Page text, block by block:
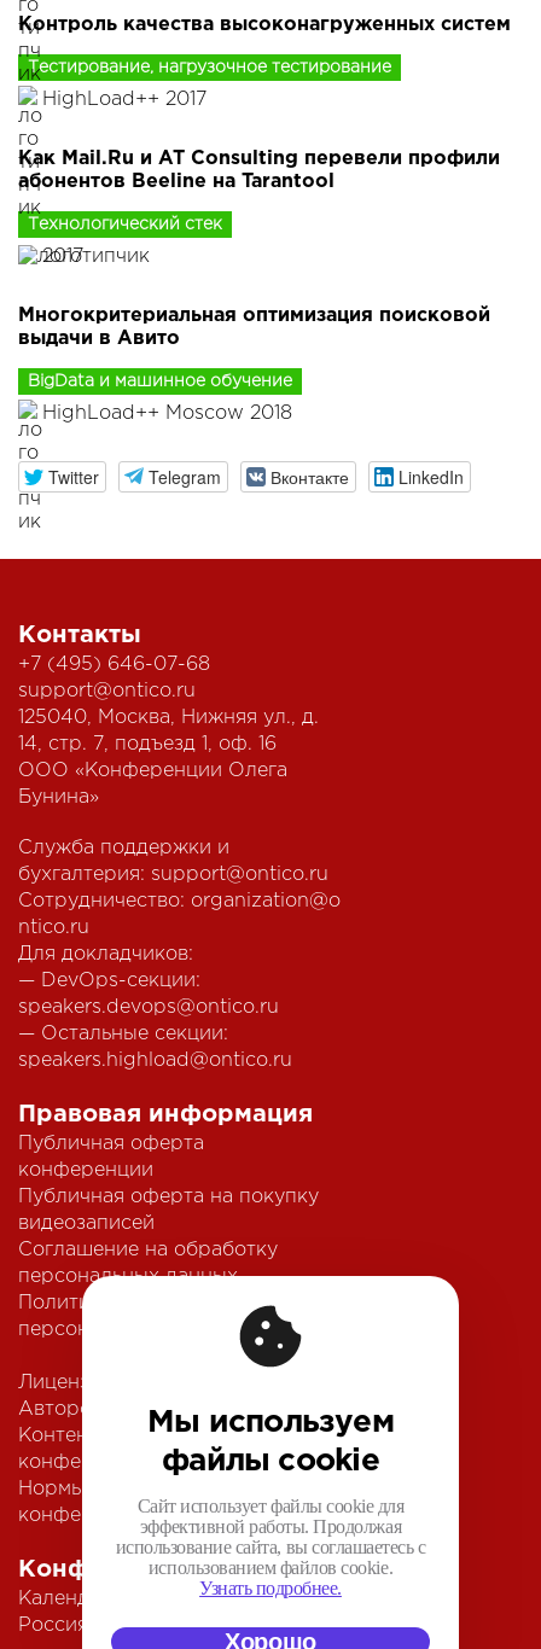
Контроль качества высоконагруженных систем
Тестирование, нагрузочное тестирование
HighLoad++ 2017
Как Mail.Ru и AT Consulting перевели профили
абонентов Beeline на Tarantool
Технологический стек
2017
Многокритериальная оптимизация поисковой
выдачи в Авито
BigData и машинное обучение
HighLoad++ Moscow 2018
Twitter Telegram Вконтакте LinkedIn
Контакты
+7 (495) 646-07-68
support@ontico.ru
125040, Москва, Нижняя ул., д.
14, стр. 7, подъезд 1, оф. 16
ООО «Конференции Олега
Бунина»
Служба поддержки и
бухгалтерия: support@ontico.ru
Сотрудничество: organization@o
ntico.ru
Для докладчиков:
— DevOps-секции:
speakers.devops@ontico.ru
— Остальные секции:
speakers.highload@ontico.ru
Конференции
Календарь
Россия IV
Правовая информация
Публичная оферта
конференции
Публичная оферта на покупку
видеозаписей
Соглашение на обработку
персональных данных
Политика обработки
персональных данных
Лицензионный договор с
Автором
Контентная политика
конференции
Нормы поведения для
конференции
Мы используем
файлы cookie
Сайт использует файлы cookie для
эффективной работы. Продолжая
использование сайта, вы соглашаетесь с
использованием файлов cookie.
Узнать подробнее.
Хорошо